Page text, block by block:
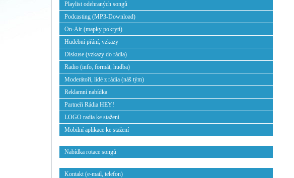
Playlist odehraných songů
Podcasting (MP3-Download)
On-Air (mapky pokrytí)
Hudební přání, vzkazy
Diskuse (vzkazy do rádia)
Radio (info, formát, hudba)
Moderátoři, lidé z rádia (náš tým)
Reklamní nabídka
Partneři Rádia HEY!
LOGO radia ke stažení
Mobilní aplikace ke stažení
Nabídka rotace songů
Kontakt (e-mail, telefon)